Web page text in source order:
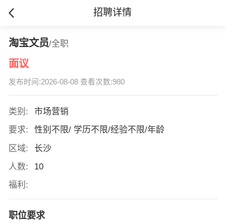
招聘详情
淘宝文员/全职
面议
发布时间:2026-08-08 查看次数:980
类别:
市场营销
要求:
性别不限/ 学历不限/经验不限/年龄
区域:
长沙
人数:
10
福利:
职位要求